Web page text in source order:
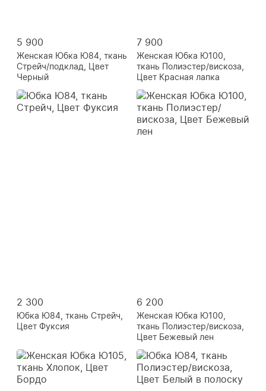
5 900
Женская Юбка Ю84, ткань
Стрейч/подклад, Цвет
Черный
7 900
Женская Юбка Ю100,
ткань Полиэстер/вискоза,
Цвет Красная лапка
2 300
Юбка Ю84, ткань Стрейч,
Цвет Фуксия
6 200
Женская Юбка Ю100,
ткань Полиэстер/вискоза,
Цвет Бежевый лен